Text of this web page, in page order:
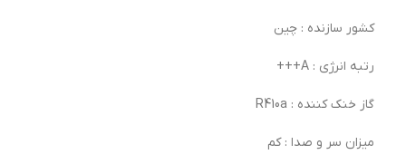
کشور سازنده : چین
رتبه انرژی : A+++
گاز خنک کننده : R410a
میزان سر و صدا : کم